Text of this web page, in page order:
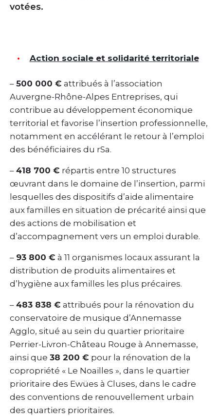
votées.
Action sociale et solidarité territoriale
– 500 000 € attribués à l’association
Auvergne-Rhône-Alpes Entreprises, qui
contribue au développement économique
territorial et favorise l’insertion professionnelle,
notamment en accélérant le retour à l’emploi
des bénéficiaires du rSa.
– 418 700 € répartis entre 10 structures
œuvrant dans le domaine de l’insertion, parmi
lesquelles des dispositifs d’aide alimentaire
aux familles en situation de précarité ainsi que
des actions de mobilisation et
d’accompagnement vers un emploi durable.
– 93 800 € à 11 organismes locaux assurant la
distribution de produits alimentaires et
d’hygiène aux familles les plus précaires.
– 483 838 € attribués pour la rénovation du
conservatoire de musique d’Annemasse
Agglo, situé au sein du quartier prioritaire
Perrier-Livron-Château Rouge à Annemasse,
ainsi que 38 200 € pour la rénovation de la
copropriété « Le Noailles », dans le quartier
prioritaire des Ewües à Cluses, dans le cadre
des conventions de renouvellement urbain
des quartiers prioritaires.